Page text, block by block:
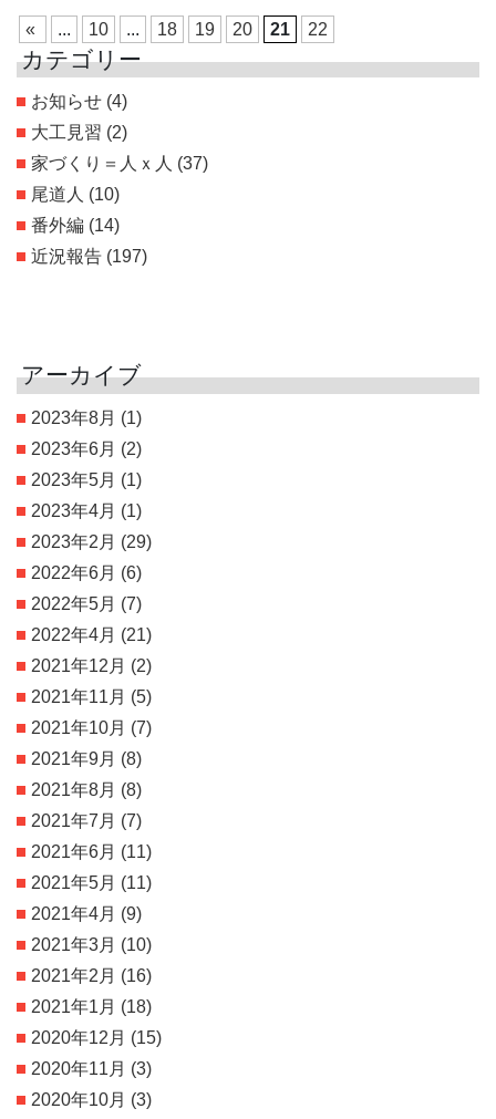
« ... 10 ... 18 19 20 21 22
カテゴリー
お知らせ (4)
大工見習 (2)
家づくり＝人ｘ人 (37)
尾道人 (10)
番外編 (14)
近況報告 (197)
アーカイブ
2023年8月 (1)
2023年6月 (2)
2023年5月 (1)
2023年4月 (1)
2023年2月 (29)
2022年6月 (6)
2022年5月 (7)
2022年4月 (21)
2021年12月 (2)
2021年11月 (5)
2021年10月 (7)
2021年9月 (8)
2021年8月 (8)
2021年7月 (7)
2021年6月 (11)
2021年5月 (11)
2021年4月 (9)
2021年3月 (10)
2021年2月 (16)
2021年1月 (18)
2020年12月 (15)
2020年11月 (3)
2020年10月 (3)